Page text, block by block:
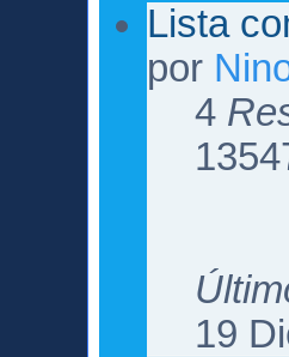
Lista
por
4
19